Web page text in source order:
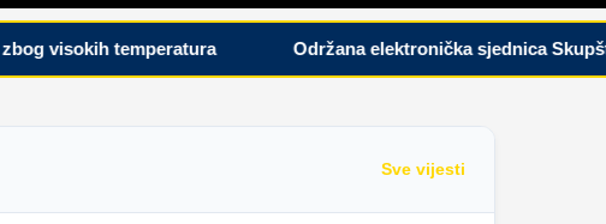
visokih temperatura Održana elektronička sjednica
Sve vijesti